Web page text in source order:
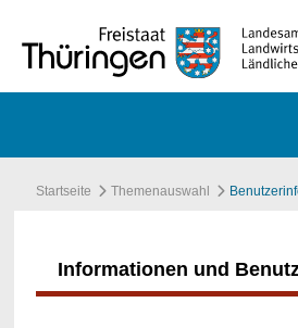
Startseite Themenauswahl
Informationen und